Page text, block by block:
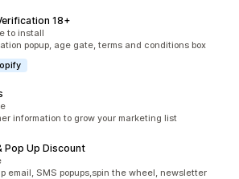
18+
297
to install
popup, age gate, terms and conditions box
662
information to grow your marketing list
Pop Up Discount
176
email, SMS popups,spin the wheel, newsletter